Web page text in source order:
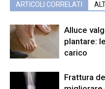
ARTICOLI CORRELATI
Alluce
plantare:
carico
Frattura